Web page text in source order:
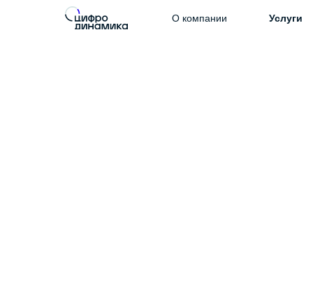
О компании Услуги